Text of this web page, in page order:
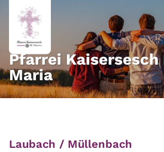
Zum Inhalt springen
Pfarrei Kaisersesch
Maria
Laubach / Müllenbach